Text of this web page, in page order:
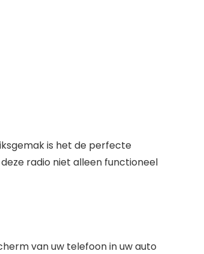
is het de perfecte
radio niet alleen functioneel
van uw telefoon in uw auto